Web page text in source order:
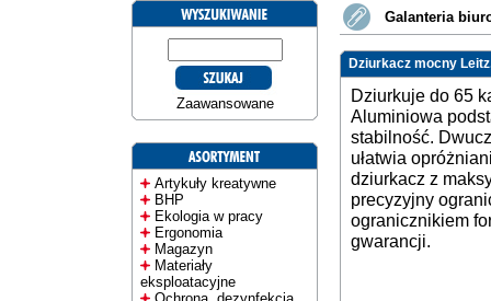
Zaawansowane
Artykuły kreatywne
BHP
Ekologia w pracy
Ergonomia
Magazyn
Materiały
eksploatacyjne
Galanteria
Dziurkacz mocny
Dziurkuje do 65
Aluminiowa
stabilność.
ułatwia
dziurkacz z
precyzyjny
ogranicznikiem
gwarancji.